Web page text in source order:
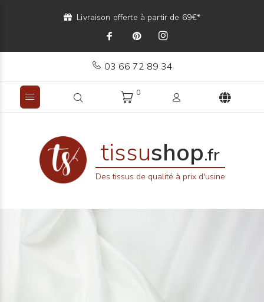
Livraison offerte à partir de 69€*
03 66 72 89 34
0
tissushop.fr
Des tissus de qualité à prix d'usine